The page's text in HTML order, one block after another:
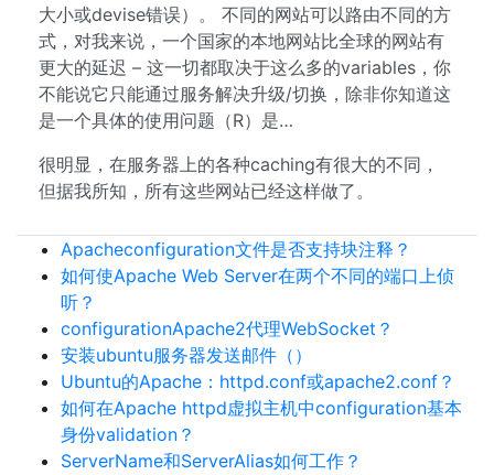
大小或devise错误）。 不同的网站可以路由不同的方
式，对我来说，一个国家的本地网站比全球的网站有
更大的延迟 – 这一切都取决于这么多的variables，你
不能说它只能通过服务解决升级/切换，除非你知道这
是一个具体的使用问题（R）是…
很明显，在服务器上的各种caching有很大的不同，
但据我所知，所有这些网站已经这样做了。
Apacheconfiguration文件是否支持块注释？
如何使Apache Web Server在两个不同的端口上侦
听？
configurationApache2代理WebSocket？
安装ubuntu服务器发送邮件（）
Ubuntu的Apache：httpd.conf或apache2.conf？
如何在Apache httpd虚拟主机中configuration基本
身份validation？
ServerName和ServerAlias如何工作？